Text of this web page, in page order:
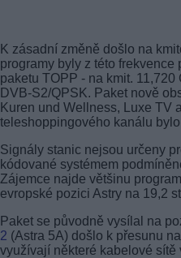
K zásadní změně došlo na
programy byly z této
paketu TOPP - na kmit.
DVB-S2/QPSK. Paket nově
Kuren und Wellness, Luxe TV
teleshoppingového kanálu
Signály stanic nejsou určeny
kódované systémem
Zájemce najde většinu
evropské pozici Astry na 19,2
Paket se původně vysílal na
2 (Astra 5A) došlo k přesunu na
využívají některé kabelové sítě